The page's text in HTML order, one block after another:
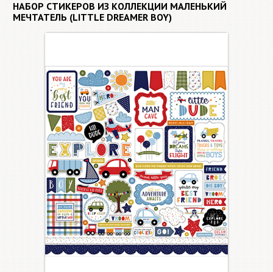
НАБОР СТИКЕРОВ ИЗ КОЛЛЕКЦИИ МАЛЕНЬКИЙ
МЕЧТАТЕЛЬ (LITTLE DREAMER BOY)